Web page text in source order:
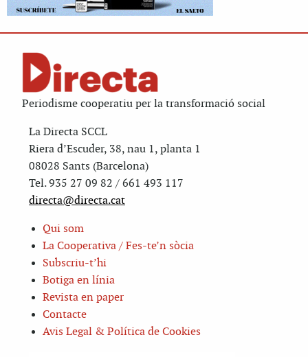
Periodisme cooperatiu per la transformació social
La Directa SCCL
Riera d’Escuder, 38, nau 1, planta 1
08028 Sants (Barcelona)
Tel. 935 27 09 82 / 661 493 117
directa@directa.cat
Qui som
La Cooperativa / Fes-te’n sòcia
Subscriu-t’hi
Botiga en línia
Revista en paper
Contacte
Avis Legal & Política de Cookies